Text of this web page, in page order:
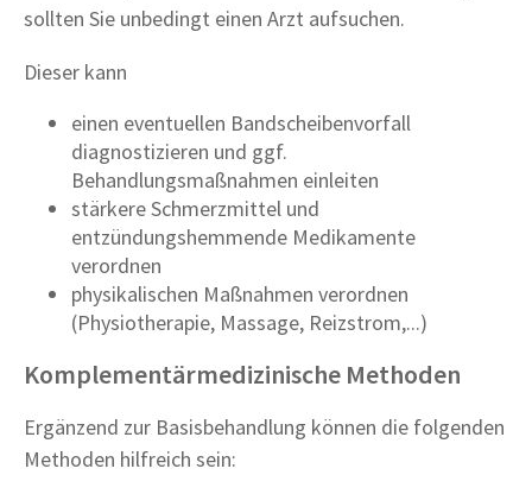
sollten Sie unbedingt einen Arzt aufsuchen.
Dieser kann
einen eventuellen Bandscheibenvorfall
diagnostizieren und ggf.
Behandlungsmaßnahmen einleiten
stärkere Schmerzmittel und
entzündungshemmende Medikamente
verordnen
physikalischen Maßnahmen verordnen
(Physiotherapie, Massage, Reizstrom,...)
Komplementärmedizinische Methoden
Ergänzend zur Basisbehandlung können die folgenden
Methoden hilfreich sein: